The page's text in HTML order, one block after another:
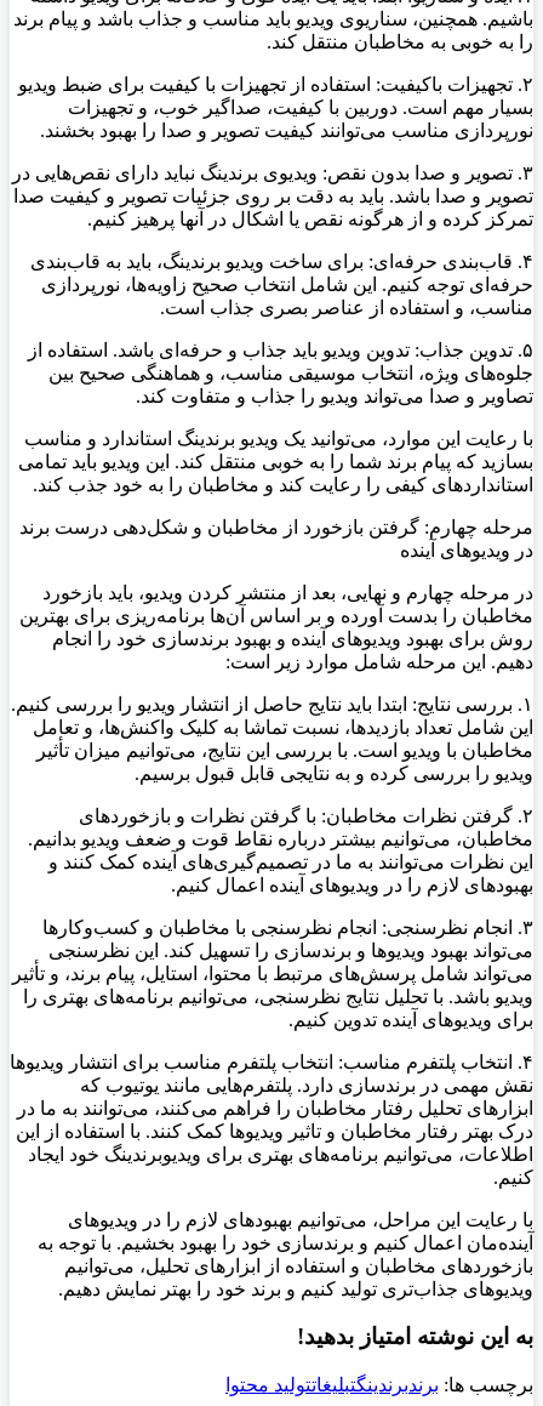
باشیم. همچنین، سناریوی ویدیو باید مناسب و جذاب باشد و پیام برند
را به خوبی به مخاطبان منتقل کند.
۲. تجهیزات باکیفیت: استفاده از تجهیزات با کیفیت برای ضبط ویدیو
بسیار مهم است. دوربین با کیفیت، صداگیر خوب، و تجهیزات
نورپردازی مناسب می‌توانند کیفیت تصویر و صدا را بهبود بخشند.
۳. تصویر و صدا بدون نقص: ویدیوی برندینگ نباید دارای نقص‌هایی در
تصویر و صدا باشد. باید به دقت بر روی جزئیات تصویر و کیفیت صدا
تمرکز کرده و از هرگونه نقص یا اشکال در آنها پرهیز کنیم.
۴. قاب‌بندی حرفه‌ای: برای ساخت ویدیو برندینگ، باید به قاب‌بندی
حرفه‌ای توجه کنیم. این شامل انتخاب صحیح زاویه‌ها، نورپردازی
مناسب، و استفاده از عناصر بصری جذاب است.
۵. تدوین جذاب: تدوین ویدیو باید جذاب و حرفه‌ای باشد. استفاده از
جلوه‌های ویژه، انتخاب موسیقی مناسب، و هماهنگی صحیح بین
تصاویر و صدا می‌تواند ویدیو را جذاب و متفاوت کند.
با رعایت این موارد، می‌توانید یک ویدیو برندینگ استاندارد و مناسب
بسازید که پیام برند شما را به خوبی منتقل کند. این ویدیو باید تمامی
استانداردهای کیفی را رعایت کند و مخاطبان را به خود جذب کند.
مرحله چهارم: گرفتن بازخورد از مخاطبان و شکل‌دهی درست برند
در ویدیوهای آینده
در مرحله چهارم و نهایی، بعد از منتشر کردن ویدیو، باید بازخورد
مخاطبان را بدست آورده و بر اساس آن‌ها برنامه‌ریزی برای بهترین
روش برای بهبود ویدیوهای آینده و بهبود برندسازی خود را انجام
دهیم. این مرحله شامل موارد زیر است:
۱. بررسی نتایج: ابتدا باید نتایج حاصل از انتشار ویدیو را بررسی کنیم.
این شامل تعداد بازدیدها، نسبت تماشا به کلیک واکنش‌ها، و تعامل
مخاطبان با ویدیو است. با بررسی این نتایج، می‌توانیم میزان تأثیر
ویدیو را بررسی کرده و به نتایجی قابل قبول برسیم.
۲. گرفتن نظرات مخاطبان: با گرفتن نظرات و بازخوردهای
مخاطبان، می‌توانیم بیشتر درباره نقاط قوت و ضعف ویدیو بدانیم.
این نظرات می‌توانند به ما در تصمیم‌گیری‌های آینده کمک کنند و
بهبود‌های لازم را در ویدیوهای آینده اعمال کنیم.
۳. انجام نظرسنجی: انجام نظرسنجی با مخاطبان و کسب‌وکارها
می‌تواند بهبود ویدیوها و برندسازی را تسهیل کند. این نظرسنجی
می‌تواند شامل پرسش‌های مرتبط با محتوا، استایل، پیام برند، و تأثیر
ویدیو باشد. با تحلیل نتایج نظرسنجی، می‌توانیم برنامه‌های بهتری را
برای ویدیوهای آینده تدوین کنیم.
۴. انتخاب پلتفرم مناسب: انتخاب پلتفرم مناسب برای انتشار ویدیوها
نقش مهمی در برندسازی دارد. پلتفرم‌هایی مانند یوتیوب که
ابزارهای تحلیل رفتار مخاطبان را فراهم می‌کنند، می‌توانند به ما در
درک بهتر رفتار مخاطبان و تاثیر ویدیوها کمک کنند. با استفاده از این
اطلاعات، می‌توانیم برنامه‌های بهتری برای ویدیوبرندینگ خود ایجاد
کنیم.
با رعایت این مراحل، می‌توانیم بهبود‌های لازم را در ویدیوهای
آینده‌مان اعمال کنیم و برندسازی خود را بهبود بخشیم. با توجه به
بازخوردهای مخاطبان و استفاده از ابزارهای تحلیل، می‌توانیم
ویدیوهای جذاب‌تری تولید کنیم و برند خود را بهتر نمایش دهیم.
به این نوشته امتیاز بدهید!
برچسب ها: برندبرندینگتبلیغاتتولید محتوا